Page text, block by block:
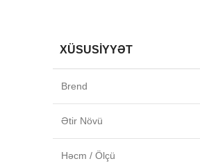
XÜSUSIYYƏT
Brend
Ətir Növü
Həcm / Ölçü